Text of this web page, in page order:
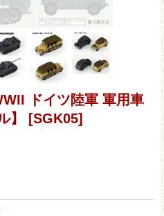
ドイツ陸軍 軍用車
】
[SGK05]